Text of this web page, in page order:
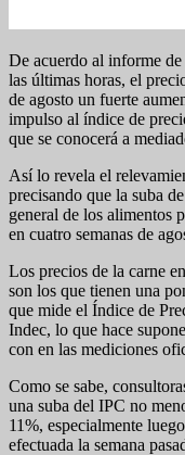
De acuerdo al informe
las últimas horas, el
de agosto un fuerte
impulso al índice de
que se conocerá a
Así lo revela el
precisando que la suba
general de los alimentos
en cuatro semanas de
Los precios de la carne
son los que tienen una
que mide el Índice de
Indec, lo que hace
con en las mediciones
Como se sabe,
una suba del IPC no
11%, especialmente
efectuada la semana